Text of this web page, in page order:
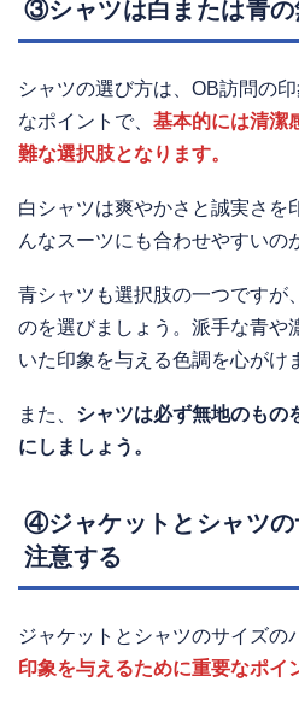
③シャツは白または青の
シャツの選び方は、OB訪問の
なポイントで、 基本的には清潔
難な選択肢となります。
白シャツは爽やかさと誠実さを
んなスーツにも合わせやすいの
青シャツも選択肢の一つですが
のを選びましょう。派手な青や
いた印象を与える色調を心がけ
また、 シャツは必ず無地のもの
にしましょう。
④ジャケットとシャツの
注意する
ジャケットとシャツのサイズの
印象を与えるために重要なポイ